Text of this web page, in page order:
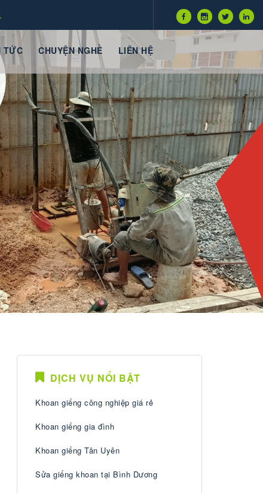
TỨC CHUYỆN NGHỀ LIÊN HỆ
DỊCH VỤ NỔI BẬT
Khoan giếng công nghiệp giá rẻ
Khoan giếng gia đình
Khoan giếng Tân Uyên
Sửa giếng khoan tại Bình Dương